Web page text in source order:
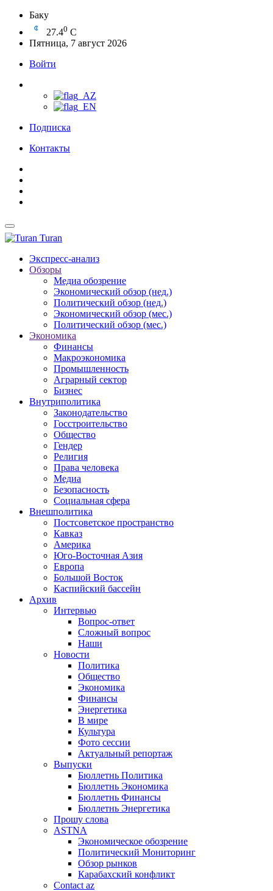
Баку
27.40 C
Пятница, 7 август 2026
Войти
Подписка
Контакты
Turan
Экспресс-анализ
Обзоры
Медиа обозрение
Экономический обзор (нед.)
Политический обзор (нед.)
Экономический обзор (мес.)
Политический обзор (мес.)
Экономика
Финансы
Макроэкономика
Промышленность
Аграрный сектор
Бизнес
Внутриполитика
Законодательство
Госстроительство
Общество
Гендер
Религия
Права человека
Медиа
Безопасность
Социальная сфера
Внешполитика
Постсоветское пространство
Кавказ
Америка
Юго-Восточная Азия
Европа
Большой Восток
Каспийский бассейн
Архив
Интервью
Вопрос-ответ
Сложный вопрос
Наши
Новости
Политика
Общество
Экономика
Финансы
Энергетика
В мире
Культура
Фото сессии
Актуальный репортаж
Выпуски
Бюллетнь Политика
Бюллетнь Экономика
Бюллетнь Финансы
Бюллетнь Энергетика
Прошу слова
ASTNA
Экономическое обозрение
Политический Мониторинг
Обзор рынков
Карабахский конфликт
Contact az